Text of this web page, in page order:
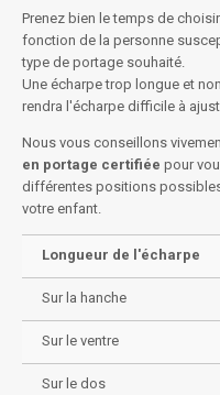
Prenez bien le temps de
fonction de la personne
type de portage souhaité.
Une écharpe trop longue et
rendra l'écharpe difficile à
Nous vous conseillons
en portage certifiée pour
différentes positions
votre enfant.
Longueur de l'écharpe
Sur la hanche
Sur le ventre
Sur le dos